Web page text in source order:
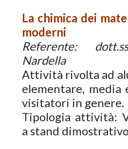
La chimica dei
moderni
Referente:
Nardella
Attività rivolta ad
elementare, media
visitatori in genere.
Tipologia attività:
a stand